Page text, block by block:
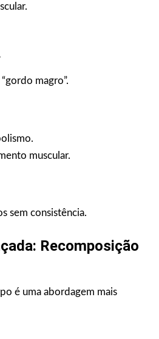
magro”.
muscular.
sem consistência.
Recomposição
é uma abordagem mais